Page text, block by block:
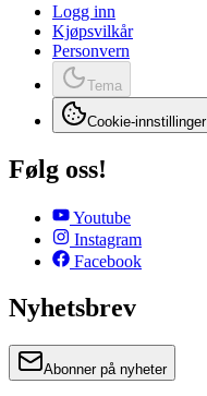
Logg inn
Kjøpsvilkår
Personvern
Tema
Cookie-innstillinger
Følg oss!
Youtube
Instagram
Facebook
Nyhetsbrev
Abonner på nyheter